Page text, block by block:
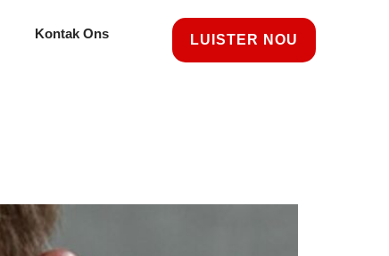
Kontak Ons LUISTER NOU